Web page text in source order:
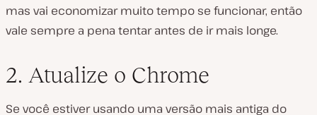
mas vai economizar muito tempo se funcionar, então
vale sempre a pena tentar antes de ir mais longe.
2. Atualize o Chrome
Se você estiver usando uma versão mais antiga do